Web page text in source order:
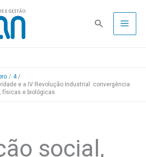
Pesquisa
4
e a IV Revolução Industrial: convergência
físicas e biológicas
social,